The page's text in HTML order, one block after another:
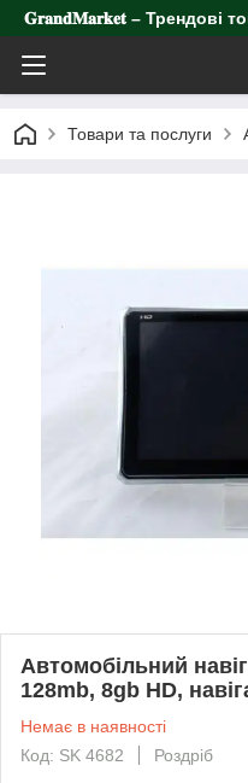
𝐆𝐫𝐚𝐧𝐝𝐌𝐚𝐫𝐤𝐞𝐭 – Трендові
Товари та послуги
Автомобільний
128mb, 8gb HD,
Немає в наявності
Код: SK 4682
Роздріб